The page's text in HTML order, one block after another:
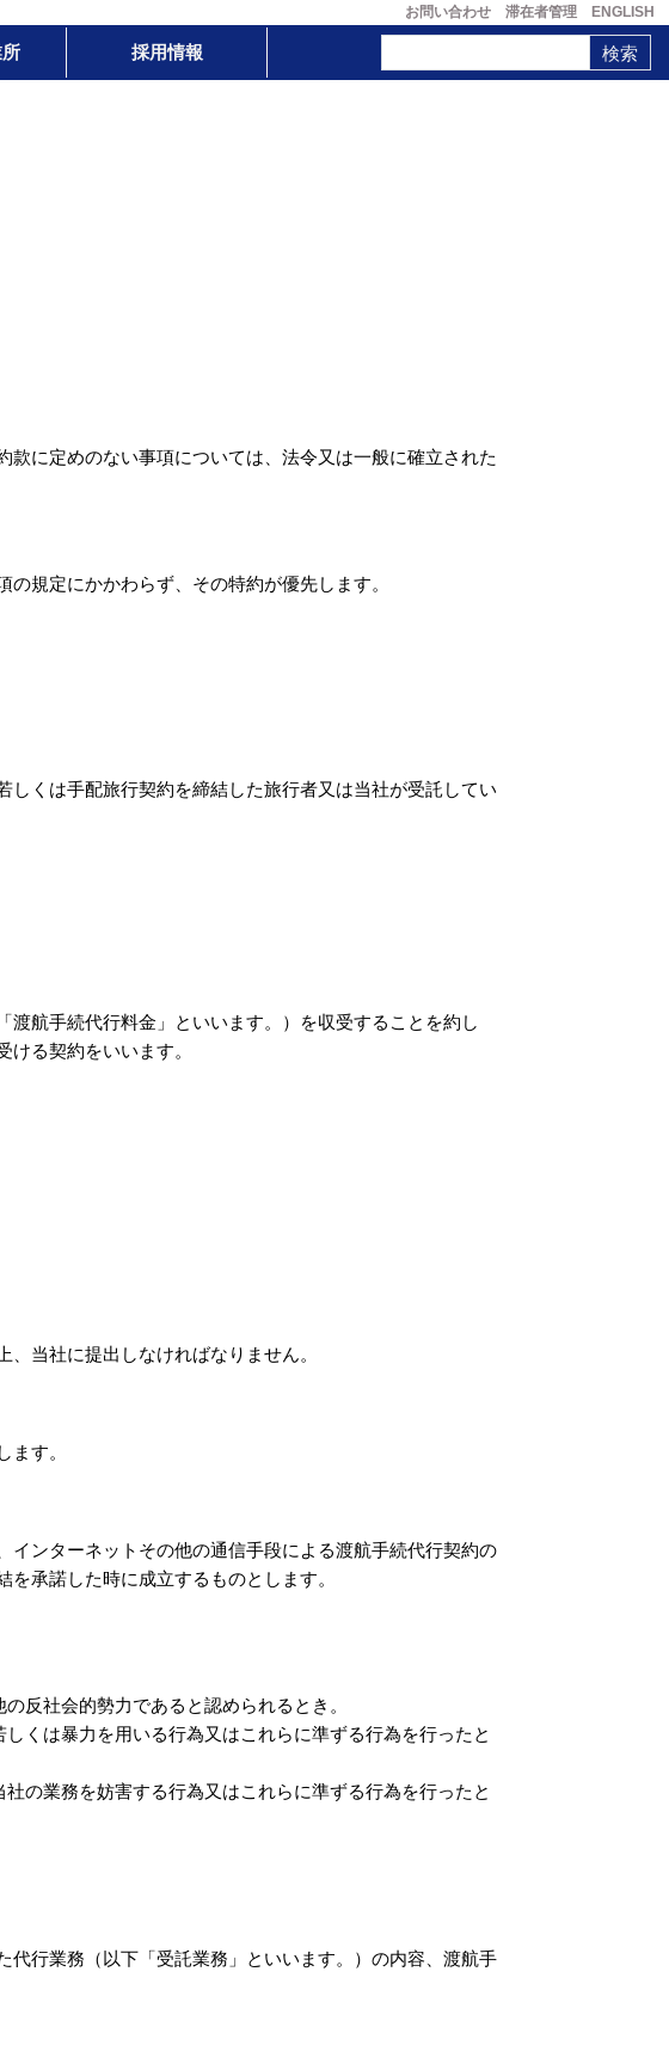
お問い合わせ 滞在者管理 ENGLISH
採用情報
に定めのない事項については、法令又は一般に確立された
規定にかかわらず、その特約が優先します。
くは手配旅行契約を締結した旅行者又は当社が受託してい
航手続代行料金」といいます。）を収受することを約し
る契約をいいます。
当社に提出しなければなりません。
す。
ンターネットその他の通信手段による渡航手続代行契約の
承諾した時に成立するものとします。
反社会的勢力であると認められるとき。
くは暴力を用いる行為又はこれらに準ずる行為を行ったと
の業務を妨害する行為又はこれらに準ずる行為を行ったと
行業務（以下「受託業務」といいます。）の内容、渡航手